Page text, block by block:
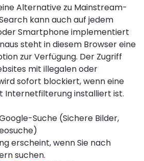
Alternative zu Mainstream-
kann auch auf jedem
Smartphone implementiert
steht in diesem Browser eine
zur Verfügung. Der Zugriff
mit illegalen oder
sofort blockiert, wenn eine
Internetfilterung installiert ist.
Suche (Sichere Bilder,
erscheint, wenn Sie nach
suchen.